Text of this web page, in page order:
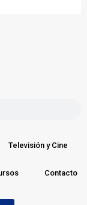
Televisión y Cine
Contacto